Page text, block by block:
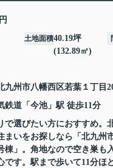
土地面積40.19坪
(132.89㎡)
九州市八幡西区若葉 １丁目
鉄道 「 今池」駅 徒歩11分
で選びたい方におすすめ。
まいをお探しなら「北九州
棟」。角地なので空き巣も
です。駅まで歩いて11分ほ